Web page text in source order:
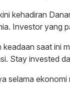
kehadiran
Investor yang
keadaan saat ini
Stay invested
selama